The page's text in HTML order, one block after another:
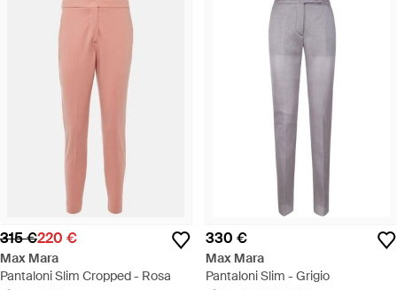
315 €220 €
Max Mara
Pantaloni Slim Cropped - Rosa
330 €
Max Mara
Pantaloni Slim - Grigio